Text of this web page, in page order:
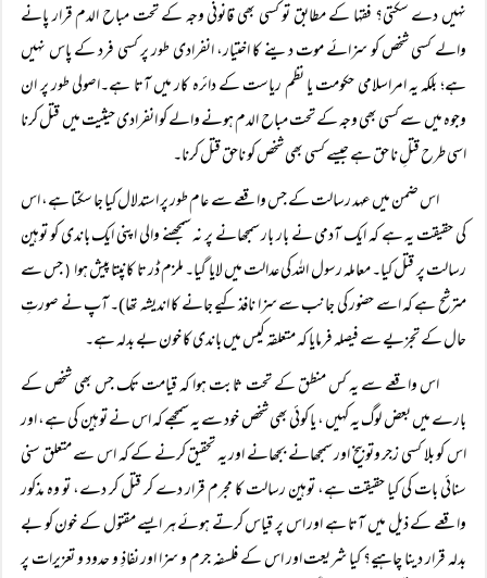
نہیں دے سکتی؟ فقہا کے مطابق تو کسی بھی قانونی وجہ کے تحت مباح الدم قرار پانے
والے کسی شخص کو سزائے موت دینے کا اختیار، انفرادی طور پر کسی فرد کے پاس نہیں
ہے؛ بلکہ یہ امراسلامی حکومت یا نظم ریاست کے دائرہ کار میں آتا ہے۔اصولی طور پر ان
وجوہ میں سے کسی بھی وجہ کے تحت مباح الدم ہونے والے کو انفرادی حیثیت میں قتل کرنا
اسی طرح قتلِ نا حق ہے جیسے کسی بھی شخص کو ناحق قتل کرنا۔
اس ضمن میں عہد رسالت کے جس واقعے سے عام طور پر استدلال کیا جا سکتا ہے، اس
کی حقیقت یہ ہے کہ ایک آدمی نے بار بار سمجھانے پر نہ سمجھنے والی اپنی ایک باندی کو توہین
رسالت پر قتل کیا۔ معاملہ رسول اللہ کی عدالت میں لایا گیا۔ ملزم ڈر تا کانپتا پیش ہوا (جس سے
مترشح ہے کہ اسے حضور کی جانب سے سزا نافذ کیے جانے کا اندیشہ تھا)۔ آپ نے صورتِ
حال کے تجزیے سے فیصلہ فرمایا کہ متعلقہ کیس میں باندی کا خون بے بدلہ ہے۔
اس واقعے سے یہ کس منطق کے تحت ثابت ہوا کہ قیامت تک جس بھی شخص کے
بارے میں بعض لوگ یہ کہیں ، یا کوئی بھی شخص خود سے یہ سمجھے کہ اس نے توہین کی ہے، اور
اس کو بلا کسی زجر وتوبیخ اور سمجھانے بجھانے اور یہ تحقیق کرنے کے کہ اس سے متعلق سنی
سنائی بات کی کیا حقیقت ہے، توہین رسالت کا مجرم قرار دے کر قتل کر دے، تو وہ مذکور
واقعے کے ذیل میں آتا ہے اور اس پر قیاس کرتے ہوئے ہر ایسے مقتول کے خون کو بے
بدلہ قرار دینا چاہیے؟ کیا شریعت اور اس کے فلسفہ جرم و سزا اور نفاذِ و حدود و تعزیرات پر